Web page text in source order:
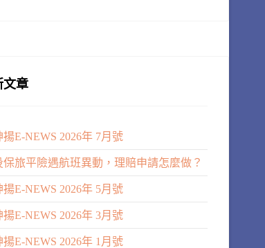
文章
揚E-NEWS 2026年 7月號
保旅平險遇航班異動，理賠申請怎麼做？
揚E-NEWS 2026年 5月號
揚E-NEWS 2026年 3月號
揚E-NEWS 2026年 1月號